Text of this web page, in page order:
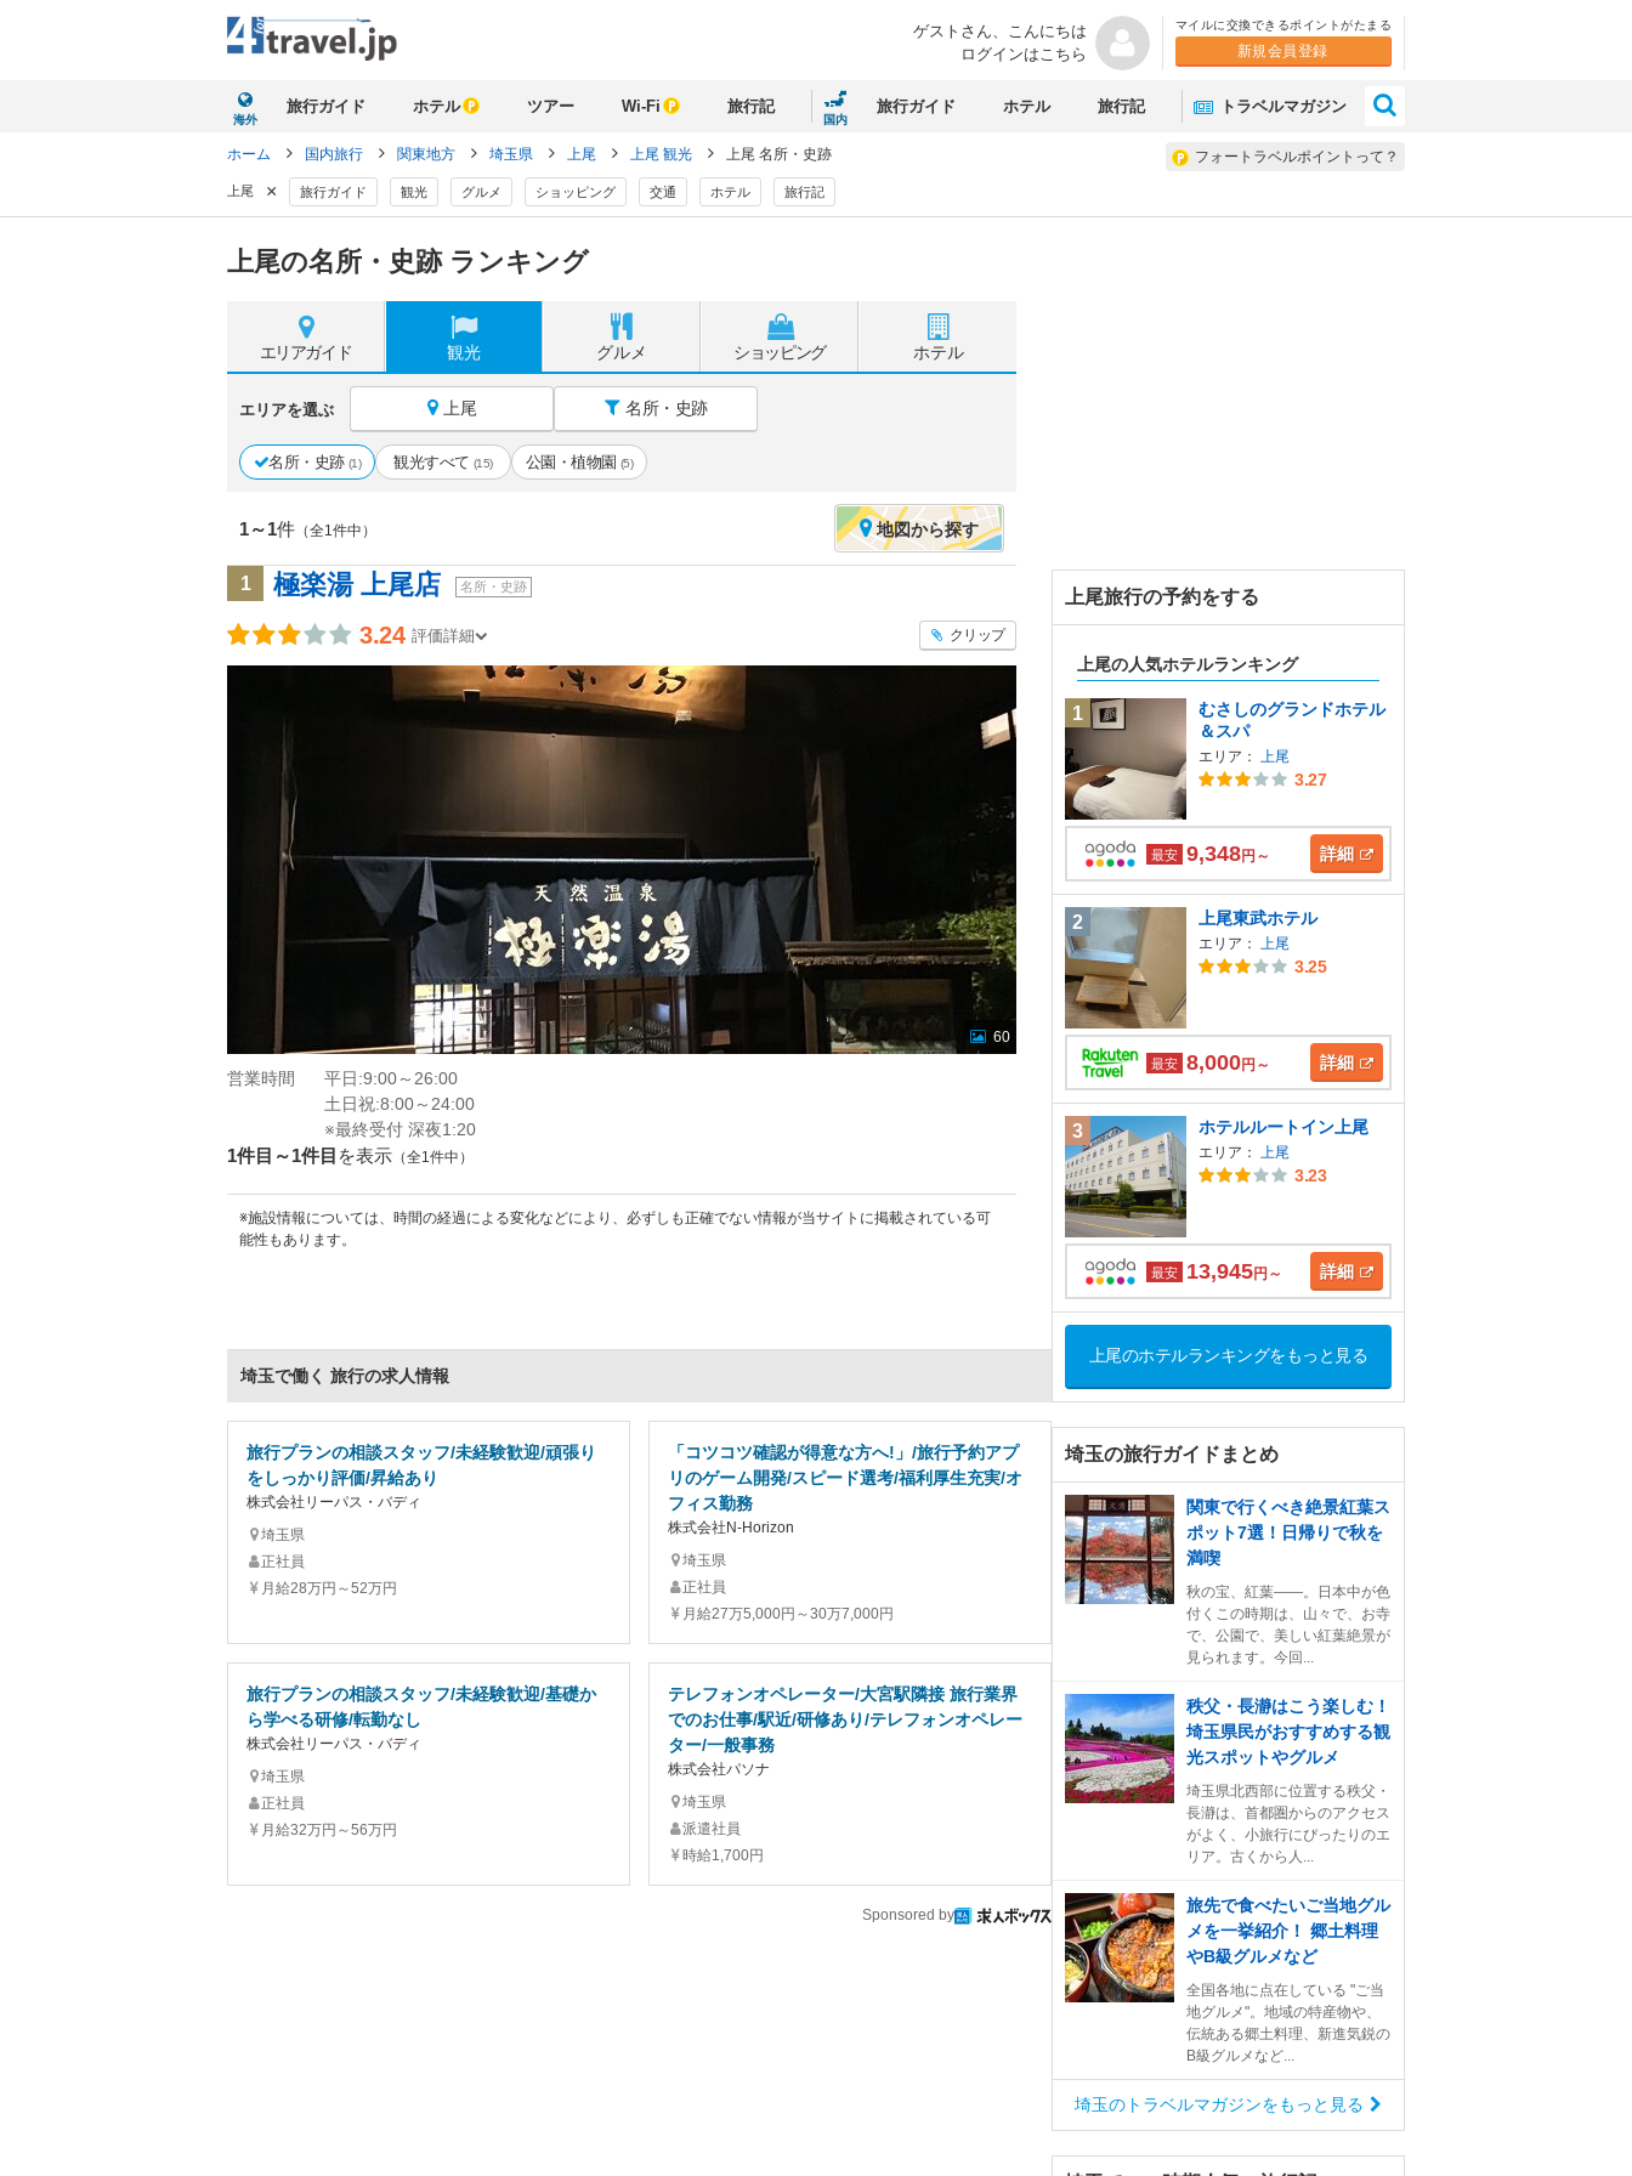
ゲストさん、 こんにちは
ログインはこちら
マイルに交換できるポイントがたまる
新規会員登録
海外
旅行ガイド ホテル ツアー Wi-Fi 旅行記
国内
旅行ガイド ホテル 旅行記 トラベルマガジン
フォートラベルポイントって？
ホーム 国内旅行 関東地方 埼玉県 上尾 上尾 観光 上尾 名所・史跡
上尾 × 旅行ガイド 観光 グルメ ショッピング 交通 ホテル 旅行記
上尾の名所・史跡 ランキング
エリアガイド 観光 グルメ ショッピング ホテル
エリアを選ぶ 上尾 名所・史跡
名所・史跡 (1) 観光すべて (15) 公園・植物園 (5)
1～1件 （全1件中） 地図から探す
1 極楽湯 上尾店 名所・史跡
3.24 評価詳細 クリップ
60
営業時間
平日:9:00～26:00
土日祝:8:00～24:00
※最終受付 深夜1:20
1件目～1件目 を表示 （全1件中）
※施設情報については、時間の経過による変化などにより、必ずしも正確でない情報が当サイトに掲載されている可
能性もあります。
埼玉で働く 旅行の求人情報
旅行プランの相談スタッフ/未経験歓迎/頑張り
をしっかり評価/昇給あり
株式会社リーパス・バディ
埼玉県
正社員
月給28万円～52万円
「コツコツ確認が得意な方へ!」/旅行予約アプ
リのゲーム開発/スピード選考/福利厚生充実/オ
フィス勤務
株式会社N-Horizon
埼玉県
正社員
月給27万5,000円～30万7,000円
旅行プランの相談スタッフ/未経験歓迎/基礎か
ら学べる研修/転勤なし
株式会社リーパス・バディ
埼玉県
正社員
月給32万円～56万円
テレフォンオペレーター/大宮駅隣接 旅行業界
でのお仕事/駅近/研修あり/テレフォンオペレー
ター/一般事務
株式会社パソナ
埼玉県
派遣社員
時給1,700円
Sponsored by
上尾旅行の予約をする
上尾の人気ホテルランキング
1
むさしのグランドホテル
＆スパ
エリア： 上尾
3.27
最安 9,348円～ 詳細
2 上尾東武ホテル
エリア： 上尾
3.25
最安 8,000円～ 詳細
3 ホテルルートイン上尾
エリア： 上尾
3.23
最安 13,945円～ 詳細
上尾のホテルランキングをもっと見る
埼玉の旅行ガイドまとめ
関東で行くべき絶景紅葉ス
ポット7選！日帰りで秋を
満喫
秋の宝、紅葉――。日本中が色
付くこの時期は、山々で、お寺
で、公園で、美しい紅葉絶景が
見られます。今回...
秩父・長瀞はこう楽しむ！
埼玉県民がおすすめする観
光スポットやグルメ
埼玉県北西部に位置する秩父・
長瀞は、首都圏からのアクセス
がよく、小旅行にぴったりのエ
リア。古くから人...
旅先で食べたいご当地グル
メを一挙紹介！ 郷土料理
やB級グルメなど
全国各地に点在している "ご当
地グルメ"。地域の特産物や、
伝統ある郷土料理、新進気鋭の
B級グルメなど...
埼玉のトラベルマガジンをもっと見る